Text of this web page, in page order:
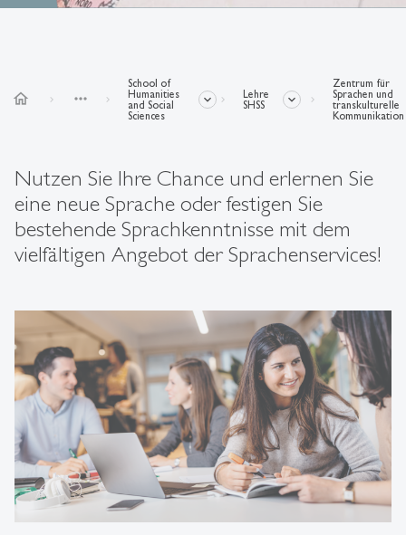
home more_horiz
School of
Humanities
and Social
Sciences
Lehre
SHSS
Zentrum für
Sprachen und
transkulturelle
Kommunikation
Nutzen Sie Ihre Chance und erlernen Sie
eine neue Sprache oder festigen Sie
bestehende Sprachkenntnisse mit dem
vielfältigen Angebot der Sprachenservices!